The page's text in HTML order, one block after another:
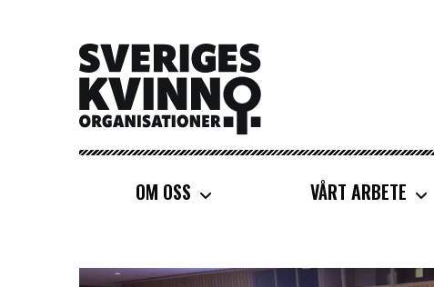
Sveriges Kvinnoorganisationer
OM OSS VÅRT ARBETE